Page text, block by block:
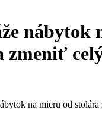
nábytok
zmeniť
na mieru od